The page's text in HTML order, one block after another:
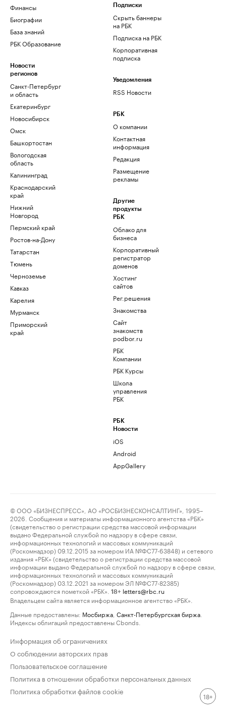
Финансы
Биографии
База знаний
РБК Образование
Новости
регионов
Санкт-Петербург
и область
Екатеринбург
Новосибирск
Омск
Башкортостан
Вологодская
область
Калининград
Краснодарский
край
Нижний
Новгород
Пермский край
Ростов-на-Дону
Татарстан
Тюмень
Черноземье
Кавказ
Карелия
Мурманск
Приморский
край
Подписки
Скрыть баннеры
на РБК
Подписка на РБК
Корпоративная
подписка
Уведомления
RSS Новости
РБК
О компании
Контактная
информация
Редакция
Размещение
рекламы
Другие
продукты
РБК
Облако для
бизнеса
Корпоративный
регистратор
доменов
Хостинг
сайтов
Рег.решения
Знакомства
Сайт
знакомств
podbor.ru
РБК
Компании
РБК Курсы
Школа
управления
РБК
РБК
Новости
iOS
Android
AppGallery
© ООО «БИЗНЕСПРЕСС», АО «РОСБИЗНЕСКОНСАЛТИНГ», 1995–
2026. Сообщения и материалы информационного агентства «РБК»
(свидетельство о регистрации средства массовой информации
выдано Федеральной службой по надзору в сфере связи,
информационных технологий и массовых коммуникаций
(Роскомнадзор) 09.12.2015 за номером ИА №ФС77-63848) и сетевого
издания «РБК» (свидетельство о регистрации средства массовой
информации выдано Федеральной службой по надзору в сфере связи,
информационных технологий и массовых коммуникаций
(Роскомнадзор) 03.12.2021 за номером ЭЛ №ФС77-82385)
сопровождаются пометкой «РБК».
18+ letters@rbc.ru
Владельцем сайта является информационное агентство «РБК».
Данные предоставлены: Мосбиржа Санкт-Петербургская биржа
Индексы облигаций предоставлены Cbonds.
Информация об ограничениях
О соблюдении авторских прав
Пользовательское соглашение
Политика в отношении обработки персональных данных
Политика обработки файлов cookie
18+